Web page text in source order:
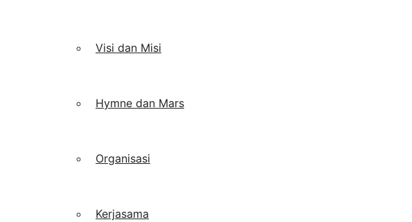
Visi dan Misi
Hymne dan Mars
Organisasi
Kerjasama